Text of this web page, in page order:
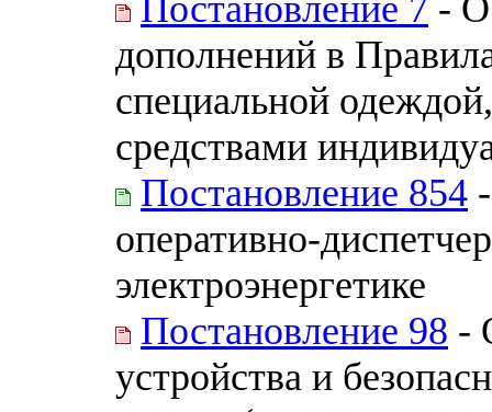
дополнений в
специальной
средствами
Постановление 854
оперативно-
электроэнергетике
Постановление 98 -
устройства и